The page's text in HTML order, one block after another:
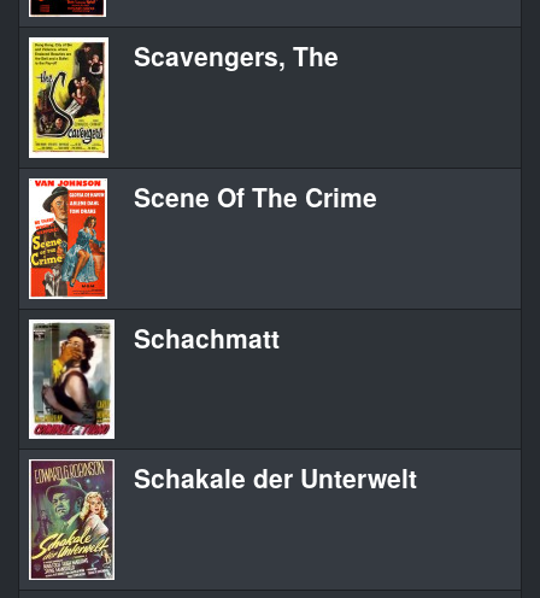
Scavengers, The
Scene Of The Crime
Schachmatt
Schakale der Unterwelt